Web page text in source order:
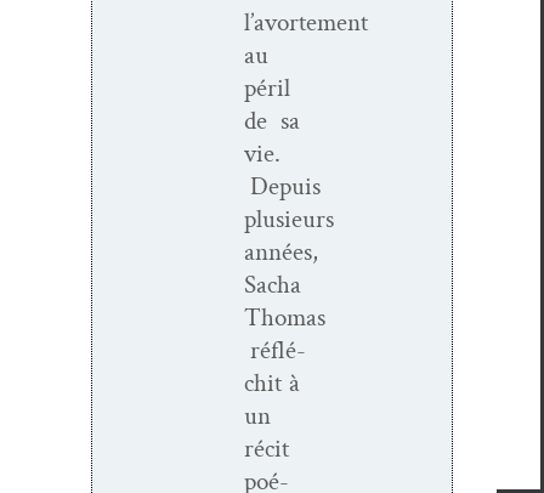
l’avortement
au
péril
de sa
vie.
Depuis
plusieurs
années,
Sacha
Thomas
réflé­
chit à
un
réc­it
poé­